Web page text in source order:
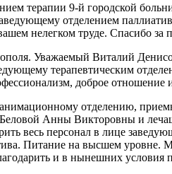
терапии 9-й городской
отделением
нелегком труде. Спасибо
Уважаемый Виталий
терапевтическим
доброе отношение
отделению,
Анны Викторовны и
весь персонал в лице
Питание на высшем
и в нынешних